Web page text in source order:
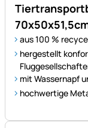
aus 100 %
hergestellt
mit Wassernapf
hochwertige